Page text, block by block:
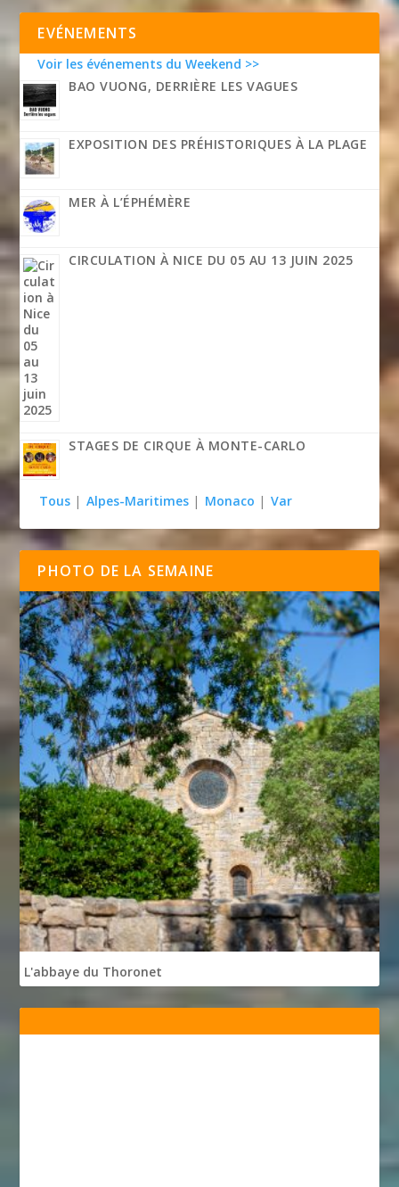
EVÉNEMENTS
Voir les événements du Weekend >>
BAO VUONG, DERRIÈRE LES VAGUES
EXPOSITION DES PRÉHISTORIQUES À LA PLAGE
MER À L’ÉPHÉMÈRE
CIRCULATION À NICE DU 05 AU 13 JUIN 2025
STAGES DE CIRQUE À MONTE-CARLO
Tous | Alpes-Maritimes | Monaco | Var
PHOTO DE LA SEMAINE
L'abbaye du Thoronet